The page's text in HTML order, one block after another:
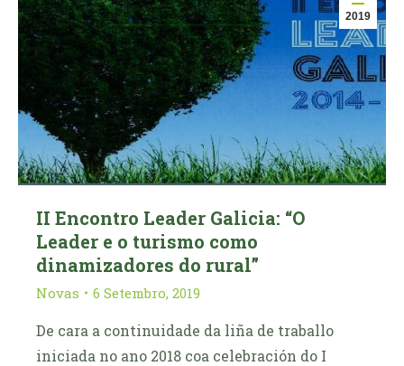
2019
II Encontro Leader Galicia: “O
Leader e o turismo como
dinamizadores do rural”
Novas 6 Setembro, 2019
De cara a continuidade da liña de traballo
iniciada no ano 2018 coa celebración do I